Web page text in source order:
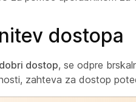
dostopa
dostop, se odpre
zahteva za dostop